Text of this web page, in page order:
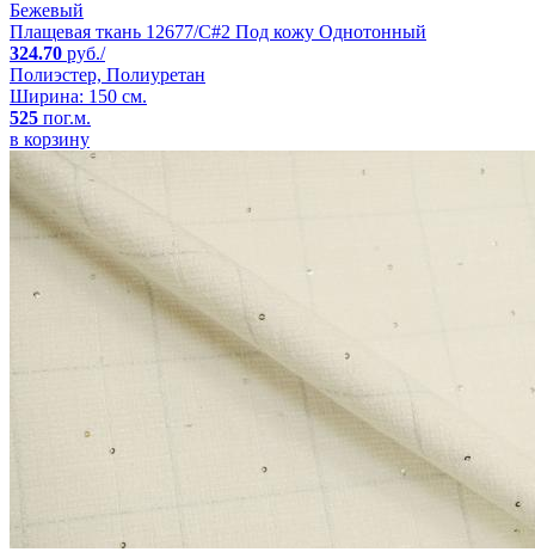
Бежевый
Плащевая ткань 12677/C#2 Под кожу Однотонный
324.70 руб./
Полиэстер, Полиуретан
Ширина: 150 см.
525 пог.м.
в корзину